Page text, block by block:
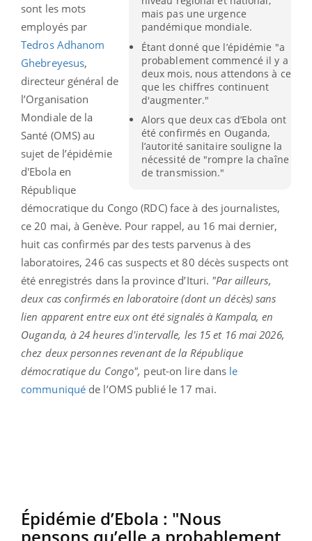
mais pas une urgence
pandémique mondiale.
Étant donné que l’épidémie "a
probablement commencé il y a
deux mois, nous attendons à ce
que les chiffres continuent
d'augmenter."
Alors que deux cas d’Ebola ont
été confirmés en Ouganda,
l’autorité sanitaire souligne la
nécessité de "rompre la chaîne
de transmission."
sont les mots
employés par
Tedros Adhanom
Ghebreyesus,
directeur général de
l’Organisation
Mondiale de la
Santé (OMS) au
sujet de l’épidémie
d'Ebola en
République
démocratique du Congo (RDC) face à des journalistes,
ce 20 mai, à Genève. Pour rappel, au 16 mai dernier,
huit cas confirmés par des tests parvenus à des
laboratoires, 246 cas suspects et 80 décès suspects ont
été enregistrés dans la province d’Ituri. "Par ailleurs,
deux cas confirmés en laboratoire (dont un décès) sans
lien apparent entre eux ont été signalés à Kampala, en
Ouganda, à 24 heures d'intervalle, les 15 et 16 mai 2026,
chez deux personnes revenant de la République
démocratique du Congo", peut-on lire dans le
communiqué de l’OMS publié le 17 mai.
Épidémie d’Ebola : "Nous